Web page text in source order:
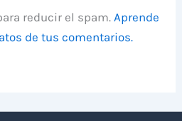
reducir el spam.Aprende
de tus comentarios.